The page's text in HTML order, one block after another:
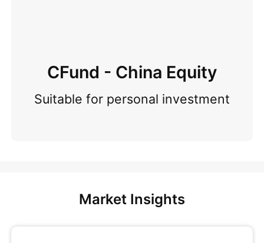
CFund - China Equity
Suitable for personal investment
Market Insights